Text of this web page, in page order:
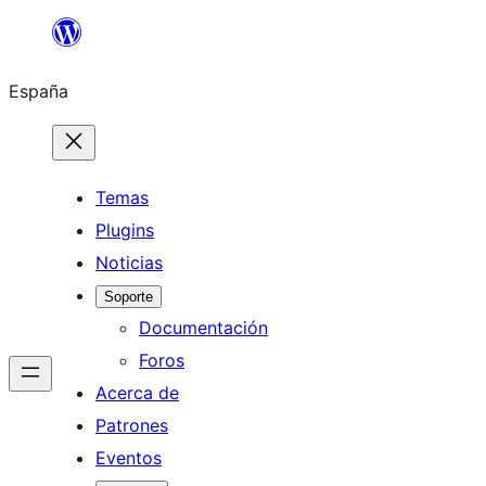
Saltar
contenido
España
Temas
Plugins
Noticias
Soporte
Documentación
Foros
Acerca de
Patrones
Eventos